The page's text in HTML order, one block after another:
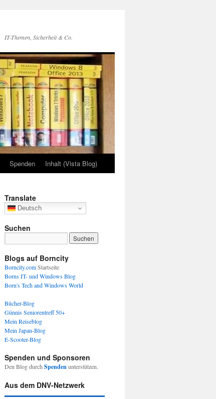
IT-Themen, Sicherheit & Co.
Spenden Inhalt (Vista Blog)
Translate
Deutsch
Suchen
Blogs auf Borncity
Borncity.comStartseite
Borns IT- und Windows Blog
Born's Tech and Windows World
Bücher-Blog
Günnis Seniorentreff 50+
Mein Reiseblog
Mein Japan-Blog
E-Scooter-Blog
Spenden und Sponsoren
Den Blog durch Spendenunterstützen.
Aus dem DNV-Netzwerk